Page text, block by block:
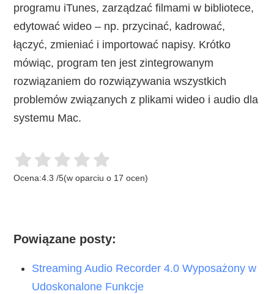
programu iTunes, zarządzać filmami w bibliotece,
edytować wideo – np. przycinać, kadrować,
łączyć, zmieniać i importować napisy. Krótko
mówiąc, program ten jest zintegrowanym
rozwiązaniem do rozwiązywania wszystkich
problemów związanych z plikami wideo i audio dla
systemu Mac.
Ocena:4.3 /5(w oparciu o 17 ocen)
Powiązane posty:
Streaming Audio Recorder 4.0 Wyposażony w
Udoskonalone Funkcje